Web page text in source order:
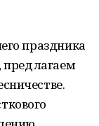
праздника
предлагаем